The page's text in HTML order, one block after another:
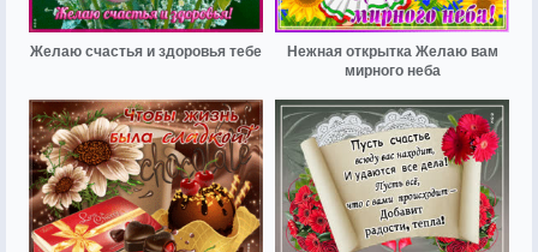
Желаю счастья и здоровья тебе
Нежная открытка Желаю вам
мирного неба